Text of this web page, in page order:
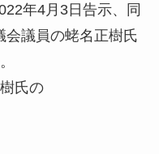
年4月3日告示、同
会議員の蛯名正樹氏
氏の